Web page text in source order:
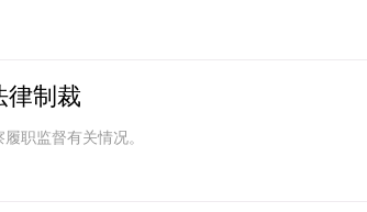
律制裁
职监督有关情况。